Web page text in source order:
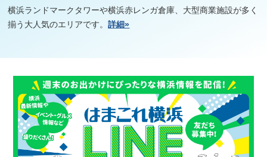
横浜ランドマークタワーや横浜赤レンガ倉庫、大型商業施設が多く
揃う大人気のエリアです。詳細»